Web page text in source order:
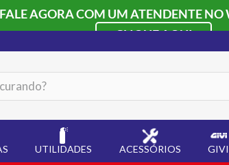
AGORA COM UM ATENDENTE
CLIQUE AQUI
UTILIDADES ACESSÓRIOS GIVI